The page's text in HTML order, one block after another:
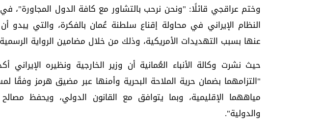
وختم عراقجي قائلًا: "ونحن نرحب بالتشاور مع كافة الدول المجاورة"،
النظام الإيراني في محاولة إقناع سلطنة عُمان بالفكرة، والتي يبدو
عنها بسبب التهديدات الأمريكية، وذلك من خلال مضامين الرواية الرسمية
حيث نشرت وكالة الأنباء العُمانية أن وزير الخارجية ونظيره الإيراني
"التزامهما بضمان حرية الملاحة البحرية وأمنها عبر مضيق هرمز وفقًا
مياههما الإقليمية، وبما يتوافق مع القانون الدولي، ويحفظ
والدولية".